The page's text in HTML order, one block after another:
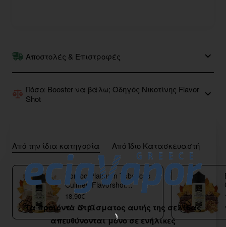
Τα προϊόντα ατμίσματος αυτής της σελίδας
απευθύνονται μόνο σε ενήλικες
Αποστολές & Επιστροφές
Πόσα Booster να βάλω; Οδηγός Νικοτίνης Flavor
Shot
Από την ίδια κατηγορία Από Ίδιο Κατασκευαστή
Bombo Platinum Tobaccos
Culmen Flavorshot
40/120ml
18,90€